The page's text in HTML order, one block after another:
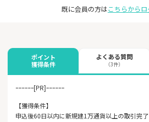
既に会員の方はこちらから
ポイント
獲得条件
よくある質問
（3件）
ｰｰｰｰｰｰ[PR]ｰｰｰｰｰｰ
【獲得条件】
申込後60日以内に新規建1万通貨以上の取引完了